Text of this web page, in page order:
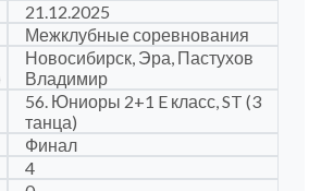
21.12.2025
Межклубные соревнования
Новосибирск, Эра, Пастухов
Владимир
56. Юниоры 2+1 E класс, ST (3
танца)
Финал
4